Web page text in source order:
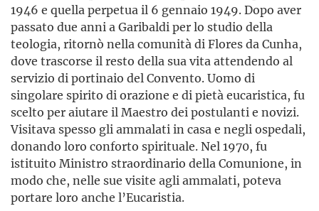
1946 e quella perpetua il 6 gennaio 1949. Dopo aver
passato due anni a Garibaldi per lo studio della
teologia, ritornò nella comunità di Flores da Cunha,
dove trascorse il resto della sua vita attendendo al
servizio di portinaio del Convento. Uomo di
singolare spirito di orazione e di pietà eucaristica, fu
scelto per aiutare il Maestro dei postulanti e novizi.
Visitava spesso gli ammalati in casa e negli ospedali,
donando loro conforto spirituale. Nel 1970, fu
istituito Ministro straordinario della Comunione, in
modo che, nelle sue visite agli ammalati, poteva
portare loro anche l’Eucaristia.